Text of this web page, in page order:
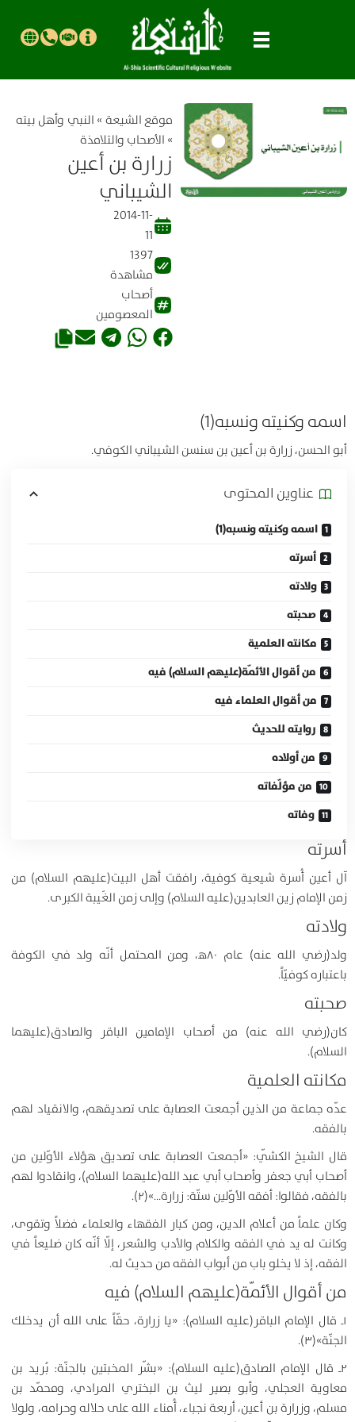
موقع الشیعة » النبي وأهل بيته
» الأصحاب والتلامذة
زرارة بن أعين
الشيباني
2014-11-
11
1397
مشاهدة
أصحاب
المعصومين
اسمه وكنيته ونسبه(1)
أبو الحسن، زرارة بن أعين بن سنسن الشيباني الكوفي.
عناوين المحتوی
اسمه وكنيته ونسبه(1)
أسرته
ولادته
صحبته
مكانته العلمية
من أقوال الأئمّة(عليهم السلام) فيه
من أقوال العلماء فيه
روايته للحديث
من أولاده
من مؤلّفاته
وفاته
أسرته
آل أعين أُسرة شيعية كوفية، رافقت أهل البيت(عليهم السلام) من
زمن الإمام زين العابدين(عليه السلام) وإلى زمن الغَيبة الكبرى.
ولادته
ولد(رضي الله عنه) عام ۸۰ﻫ، ومن المحتمل أنّه ولد في الكوفة
باعتباره كوفيّاً.
صحبته
کان(رضي الله عنه) من أصحاب الإمامين الباقر والصادق(عليهما
السلام).
مكانته العلمية
عدّه جماعة من الذين أجمعت العصابة على تصديقهم، والانقياد لهم
بالفقه.
قال الشيخ الكشّي: «أجمعت العصابة على تصديق هؤلاء الأوّلين من
أصحاب أبي جعفر وأصحاب أبي عبد الله(عليهما السلام)، وانقادوا لهم
بالفقه، فقالوا: أفقه الأوّلين ستّة: زرارة…»(۲).
وكان علماً من أعلام الدين، ومن كبار الفقهاء والعلماء فضلاً وتقوى،
وكانت له يد في الفقه والكلام والأدب والشعر، إلّا أنّه كان ضليعاً في
الفقه، إذ لا يخلو باب من أبواب الفقه من حديث له.
من أقوال الأئمّة(عليهم السلام) فيه
۱ـ قال الإمام الباقر(عليه السلام): «يا زرارة، حقّاً على الله أن يدخلك
الجنّة»(۳).
۲ـ قال الإمام الصادق(عليه السلام): «بشّر المخبتين بالجنّة: بُريد بن
معاوية العجلي، وأبو بصير ليث بن البختري المرادي، ومحمّد بن
مسلم، وزرارة بن أعين، أربعة نجباء، أُمناء الله على حلاله وحرامه، ولولا